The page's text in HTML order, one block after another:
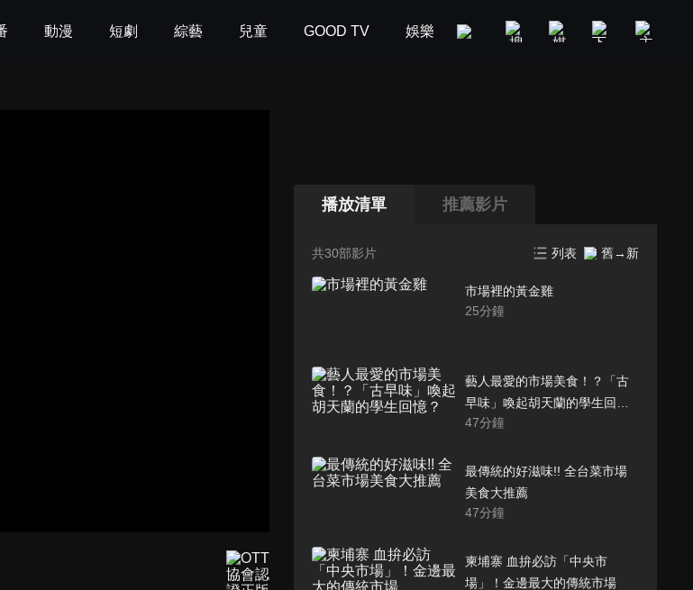
動漫 短劇 綜藝 兒童 GOOD TV 娛樂 美食旅遊 新聞政論
播放清單 推薦影片
共30部影片 列表 舊→新
市場裡的黃金雞
25分鐘
藝人最愛的市場美食！？「古
早味」喚起胡天蘭的學生回
憶？
47分鐘
最傳統的好滋味!! 全台菜市場
美食大推薦
47分鐘
柬埔寨 血拚必訪「中央市
場」！金邊最大的傳統市場